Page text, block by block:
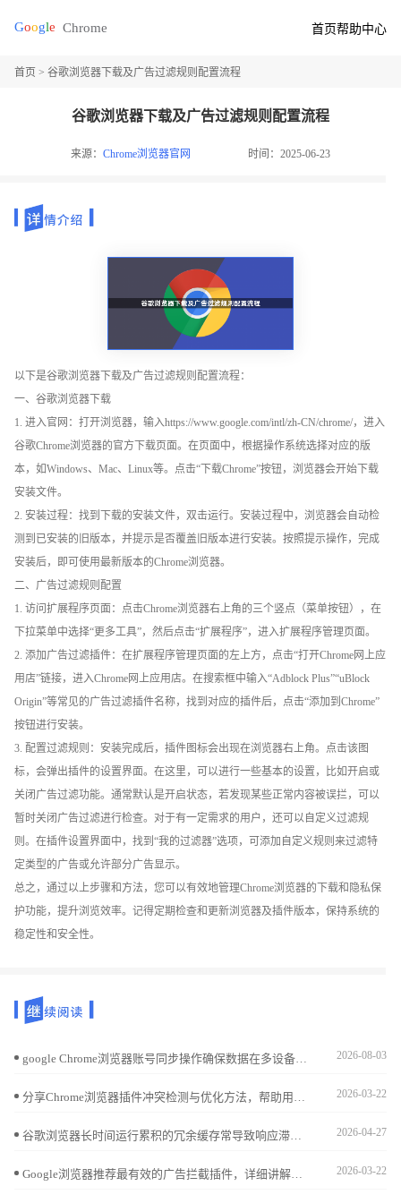
首页帮助中心
首页 > 谷歌浏览器下载及广告过滤规则配置流程
谷歌浏览器下载及广告过滤规则配置流程
来源：Chrome浏览器官网 时间：2025-06-23
以下是谷歌浏览器下载及广告过滤规则配置流程：
一、谷歌浏览器下载
1. 进入官网：打开浏览器，输入https://www.google.com/intl/zh-CN/chrome/，进入
谷歌Chrome浏览器的官方下载页面。在页面中，根据操作系统选择对应的版
本，如Windows、Mac、Linux等。点击“下载Chrome”按钮，浏览器会开始下载
安装文件。
2. 安装过程：找到下载的安装文件，双击运行。安装过程中，浏览器会自动检
测到已安装的旧版本，并提示是否覆盖旧版本进行安装。按照提示操作，完成
安装后，即可使用最新版本的Chrome浏览器。
二、广告过滤规则配置
1. 访问扩展程序页面：点击Chrome浏览器右上角的三个竖点（菜单按钮），在
下拉菜单中选择“更多工具”，然后点击“扩展程序”，进入扩展程序管理页面。
2. 添加广告过滤插件：在扩展程序管理页面的左上方，点击“打开Chrome网上应
用店”链接，进入Chrome网上应用店。在搜索框中输入“Adblock Plus”“uBlock
Origin”等常见的广告过滤插件名称，找到对应的插件后，点击“添加到Chrome”
按钮进行安装。
3. 配置过滤规则：安装完成后，插件图标会出现在浏览器右上角。点击该图
标，会弹出插件的设置界面。在这里，可以进行一些基本的设置，比如开启或
关闭广告过滤功能。通常默认是开启状态，若发现某些正常内容被误拦，可以
暂时关闭广告过滤进行检查。对于有一定需求的用户，还可以自定义过滤规
则。在插件设置界面中，找到“我的过滤器”选项，可添加自定义规则来过滤特
定类型的广告或允许部分广告显示。
总之，通过以上步骤和方法，您可以有效地管理Chrome浏览器的下载和隐私保
护功能，提升浏览效率。记得定期检查和更新浏览器及插件版本，保持系统的
稳定性和安全性。
2026-08-03
2026-03-22
2026-04-27
2026-03-22